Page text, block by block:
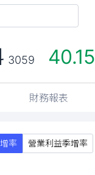
3059 40.15
財務報表
率 營業利益季增率